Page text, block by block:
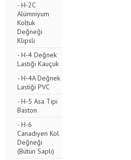
- H-2C
Alümniyum
Koltuk
Değneği
Klipsli
- H-4 Değnek
Lastiği Kauçuk
- H-4A Değnek
Lastiği PVC
- H-5 Asa Tipi
Baston
- H-6
Canadiyen Kol
Değneği
(Bütün Saplı)